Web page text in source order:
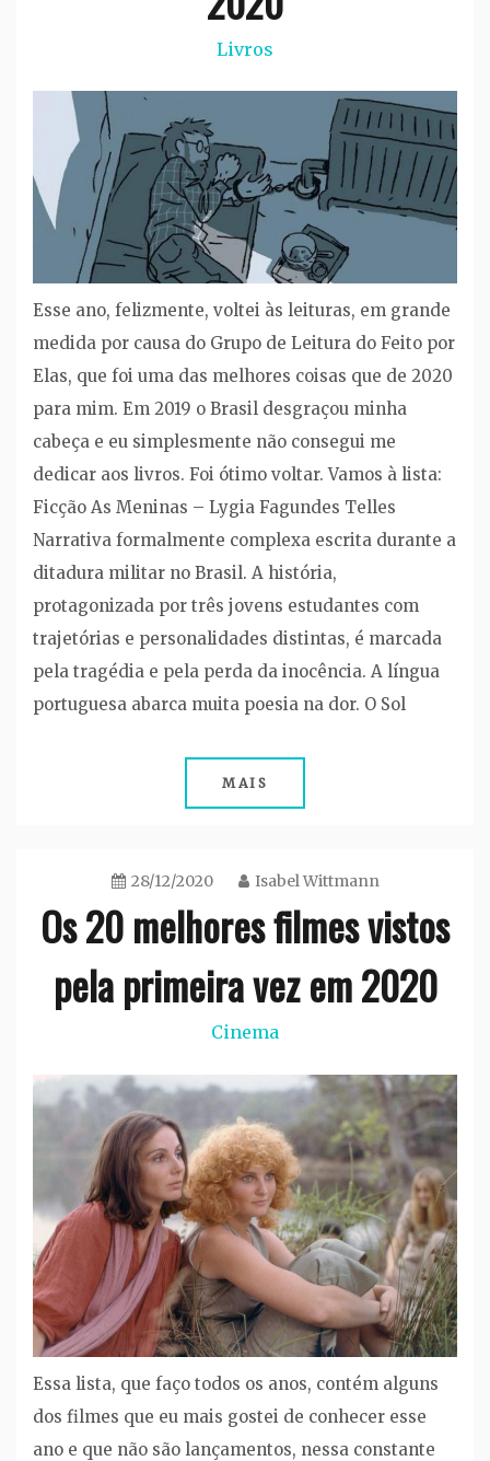
Livros
Esse ano, felizmente, voltei às leituras, em grande
medida por causa do Grupo de Leitura do Feito por
Elas, que foi uma das melhores coisas que de 2020
para mim. Em 2019 o Brasil desgraçou minha
cabeça e eu simplesmente não consegui me
dedicar aos livros. Foi ótimo voltar. Vamos à lista:
Ficção As Meninas – Lygia Fagundes Telles
Narrativa formalmente complexa escrita durante a
ditadura militar no Brasil. A história,
protagonizada por três jovens estudantes com
trajetórias e personalidades distintas, é marcada
pela tragédia e pela perda da inocência. A língua
portuguesa abarca muita poesia na dor. O Sol
MAIS
28/12/2020 Isabel Wittmann
Os 20 melhores filmes vistos
pela primeira vez em 2020
Cinema
Essa lista, que faço todos os anos, contém alguns
dos filmes que eu mais gostei de conhecer esse
ano e que não são lançamentos, nessa constante